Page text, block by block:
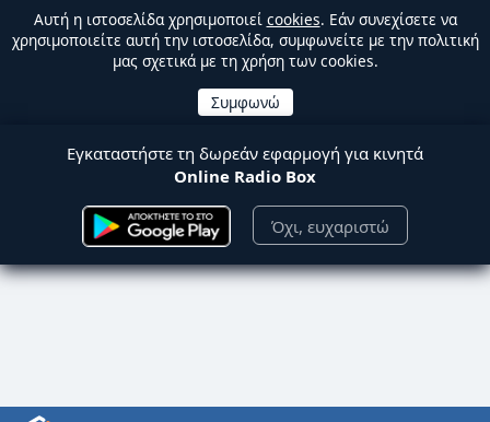
Αυτή η ιστοσελίδα χρησιμοποιεί cookies. Εάν συνεχίσετε να
χρησιμοποιείτε αυτή την ιστοσελίδα, συμφωνείτε με την πολιτική
μας σχετικά με τη χρήση των cookies.
Εγκαταστήστε τη δωρεάν εφαρμογή για κινητά
Online Radio Box
Όχι, ευχαριστώ